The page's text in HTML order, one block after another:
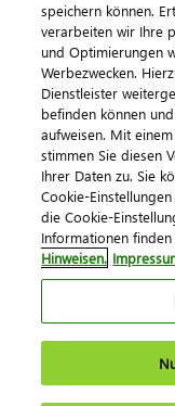
speichern können.
verarbeiten wir Ihre
und Optimierungen
Werbezwecken.
Dienstleister
befinden können
aufweisen. Mit
stimmen Sie diesen
Ihrer Daten zu. Sie
Cookie-
die Cookie-
Informationen finden
Hinweisen.